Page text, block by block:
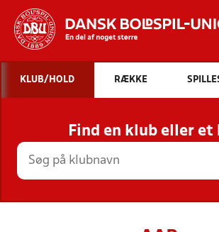
Hvad
INDHOLD
STILLINGER, RESULTATER,
HOLD
KLUB/HOLD RÆKKE
Find en klub eller et